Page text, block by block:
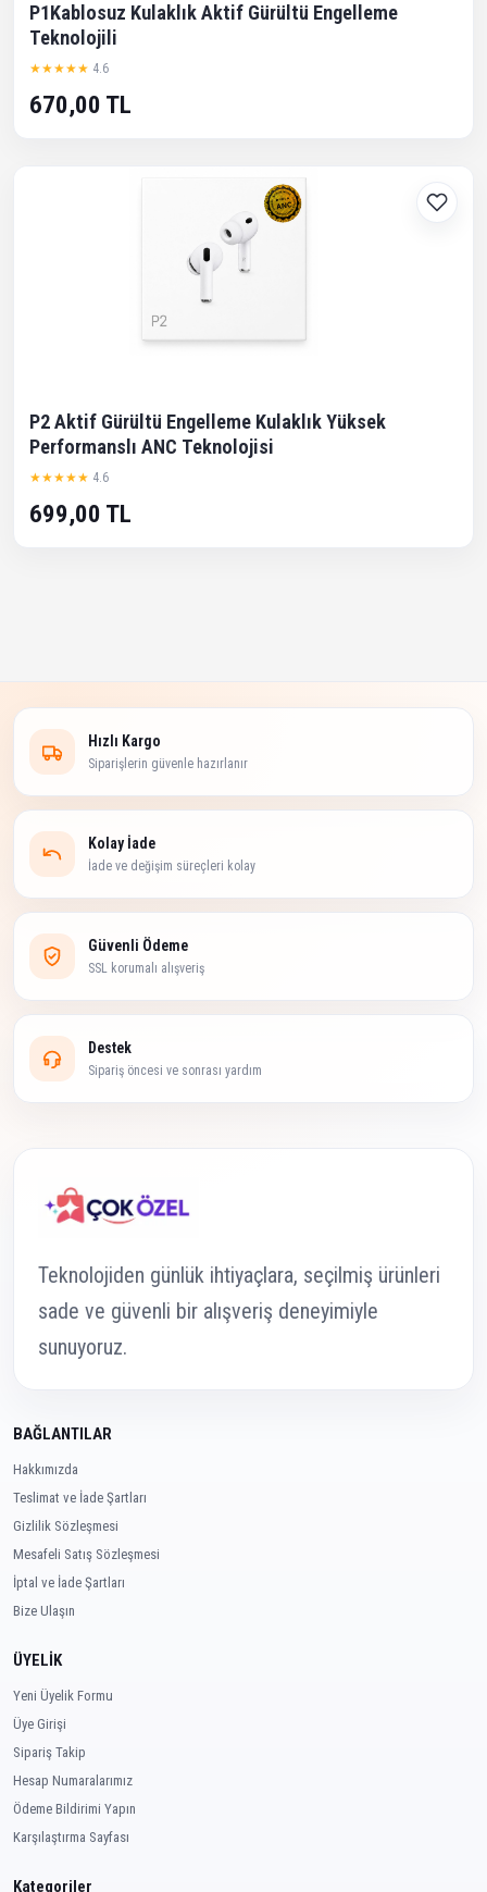
P1Kablosuz Kulaklık Aktif Gürültü Engelleme
Teknolojili
★★★★★ 4.6
670,00 TL
P2 Aktif Gürültü Engelleme Kulaklık Yüksek
Performanslı ANC Teknolojisi
★★★★★ 4.6
699,00 TL
Hızlı Kargo
Siparişlerin güvenle hazırlanır
Kolay İade
İade ve değişim süreçleri kolay
Güvenli Ödeme
SSL korumalı alışveriş
Destek
Sipariş öncesi ve sonrası yardım
Teknolojiden günlük ihtiyaçlara, seçilmiş ürünleri
sade ve güvenli bir alışveriş deneyimiyle
sunuyoruz.
BAĞLANTILAR
Hakkımızda
Teslimat ve İade Şartları
Gizlilik Sözleşmesi
Mesafeli Satış Sözleşmesi
İptal ve İade Şartları
Bize Ulaşın
ÜYELİK
Yeni Üyelik Formu
Üye Girişi
Sipariş Takip
Hesap Numaralarımız
Ödeme Bildirimi Yapın
Karşılaştırma Sayfası
Kategoriler